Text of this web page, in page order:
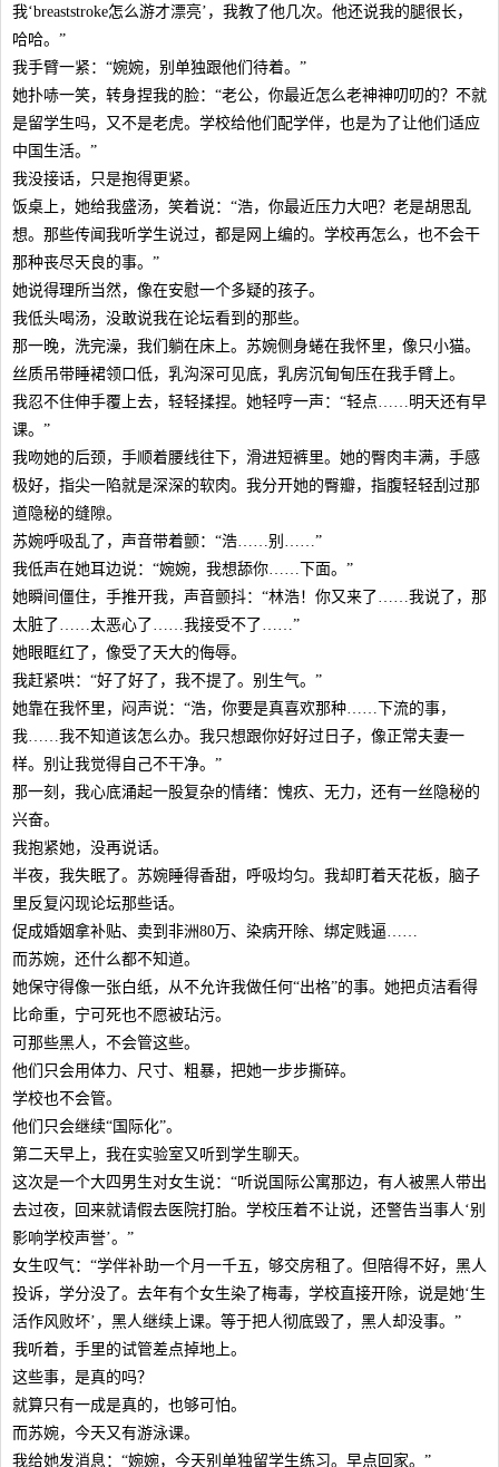
我‘breaststroke怎么游才漂亮’，我教了他几次。他还说我的腿很长，
哈哈。”
我手臂一紧：“婉婉，别单独跟他们待着。”
她扑哧一笑，转身捏我的脸：“老公，你最近怎么老神神叨叨的？不就
是留学生吗，又不是老虎。学校给他们配学伴，也是为了让他们适应
中国生活。”
我没接话，只是抱得更紧。
饭桌上，她给我盛汤，笑着说：“浩，你最近压力大吧？老是胡思乱
想。那些传闻我听学生说过，都是网上编的。学校再怎么，也不会干
那种丧尽天良的事。”
她说得理所当然，像在安慰一个多疑的孩子。
我低头喝汤，没敢说我在论坛看到的那些。
那一晚，洗完澡，我们躺在床上。苏婉侧身蜷在我怀里，像只小猫。
丝质吊带睡裙领口低，乳沟深可见底，乳房沉甸甸压在我手臂上。
我忍不住伸手覆上去，轻轻揉捏。她轻哼一声：“轻点……明天还有早
课。”
我吻她的后颈，手顺着腰线往下，滑进短裤里。她的臀肉丰满，手感
极好，指尖一陷就是深深的软肉。我分开她的臀瓣，指腹轻轻刮过那
道隐秘的缝隙。
苏婉呼吸乱了，声音带着颤：“浩……别……”
我低声在她耳边说：“婉婉，我想舔你……下面。”
她瞬间僵住，手推开我，声音颤抖：“林浩！你又来了……我说了，那
太脏了……太恶心了……我接受不了……”
她眼眶红了，像受了天大的侮辱。
我赶紧哄：“好了好了，我不提了。别生气。”
她靠在我怀里，闷声说：“浩，你要是真喜欢那种……下流的事，
我……我不知道该怎么办。我只想跟你好好过日子，像正常夫妻一
样。别让我觉得自己不干净。”
那一刻，我心底涌起一股复杂的情绪：愧疚、无力，还有一丝隐秘的
兴奋。
我抱紧她，没再说话。
半夜，我失眠了。苏婉睡得香甜，呼吸均匀。我却盯着天花板，脑子
里反复闪现论坛那些话。
促成婚姻拿补贴、卖到非洲80万、染病开除、绑定贱逼……
而苏婉，还什么都不知道。
她保守得像一张白纸，从不允许我做任何“出格”的事。她把贞洁看得
比命重，宁可死也不愿被玷污。
可那些黑人，不会管这些。
他们只会用体力、尺寸、粗暴，把她一步步撕碎。
学校也不会管。
他们只会继续“国际化”。
第二天早上，我在实验室又听到学生聊天。
这次是一个大四男生对女生说：“听说国际公寓那边，有人被黑人带出
去过夜，回来就请假去医院打胎。学校压着不让说，还警告当事人‘别
影响学校声誉’。”
女生叹气：“学伴补助一个月一千五，够交房租了。但陪得不好，黑人
投诉，学分没了。去年有个女生染了梅毒，学校直接开除，说是她‘生
活作风败坏’，黑人继续上课。等于把人彻底毁了，黑人却没事。”
我听着，手里的试管差点掉地上。
这些事，是真的吗？
就算只有一成是真的，也够可怕。
而苏婉，今天又有游泳课。
我给她发消息：“婉婉，今天别单独留学生练习。早点回家。”